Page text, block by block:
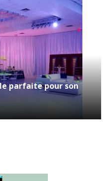
parfaite pour son